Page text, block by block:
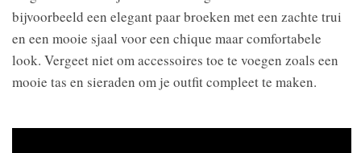
bijvoorbeeld een elegant paar broeken met een zachte trui
en een mooie sjaal voor een chique maar comfortabele
look. Vergeet niet om accessoires toe te voegen zoals een
mooie tas en sieraden om je outfit compleet te maken.